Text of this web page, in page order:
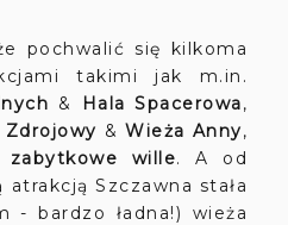
pochwalić się kilkoma
takimi jak m.in.
& Hala Spacerowa,
Zdrojowy &Wieża Anny,
zabytkowe wille. A od
Szczawna stała
- bardzo ładna!) wieża